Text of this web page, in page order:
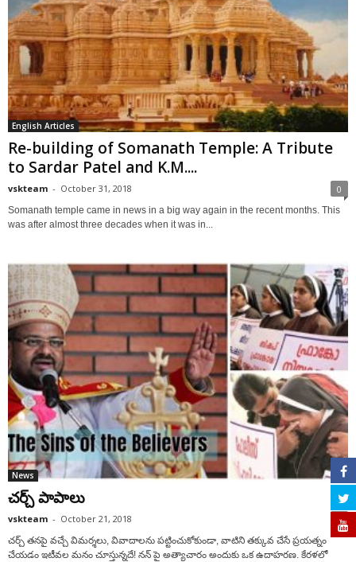
English Articles
Re-building of Somanath Temple: A Tribute
to Sardar Patel and K.M....
vskteam - October 31, 2018 0
Somanath temple came in news in a big way again in the recent months. This
was after almost three decades when it was in...
News
చర్చ్ పాపాలు
vskteam - October 21, 2018 0
చర్చ్ తనపై వచ్చే విమర్శలు, వివాదాలను పట్టించుకోకుండా, వాటిని తక్కువ చేసే ప్రయత్నం
చేయడం ఇటీవల మనం చూస్తున్నదే! నన్ పై అత్యాచారం అందుకు ఒక ఉదాహరణ. కేరళలో